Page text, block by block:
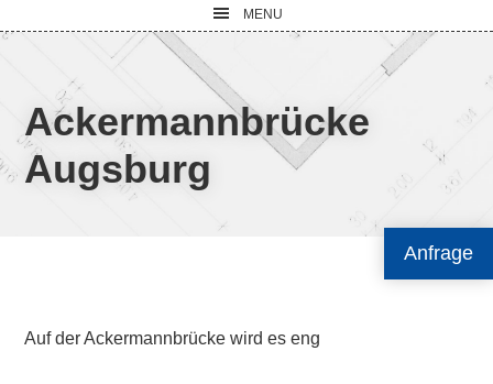
Anfrage
MENU
Ackermannbrücke
Augsburg
Auf der Ackermannbrücke wird es eng